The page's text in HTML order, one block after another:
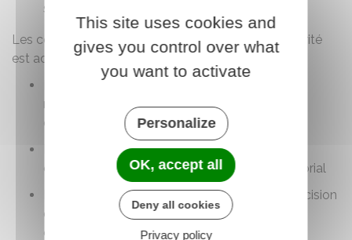
suppression d'un jour de congé annuel.
Les conditions dans lesquelles la journée de solidarité
est accomplie sont fixées :
Dans la fonction publique d'État, par arrêté
ministériel après avis du comité social
d'administration ministériel concerné
Dans la fonction publique territoriale, par
délibération après avis du comité social territorial
Dans la fonction publique hospitalière, par décision
du directeur de l'établissement, après avis du
comité social d'établissement.
This site uses cookies and
gives you control over what
you want to activate
Personalize
OK, accept all
Deny all cookies
Privacy policy